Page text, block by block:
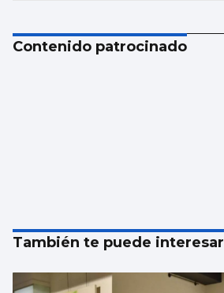
Contenido patrocinado
También te puede interesar